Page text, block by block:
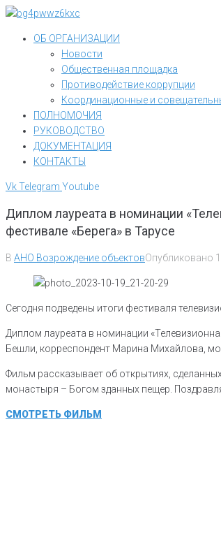
Перейти
контентуОБ ОРГАНИЗАЦИИ
Новости
Общественная площадка
Противодействие коррупции
Координационные и
ПОЛНОМОЧИЯ
РУКОВОДСТВО
ДОКУМЕНТАЦИЯ
КОНТАКТЫ
VkTelegram Youtube
Диплом лауреата в номинации
фестивале «Берега» в Тарусе
В АНО Возрождение объектовОпубликовано
Сегодня подведены итоги фестиваля
Диплом лауреата в номинации
Бешли, корреспондент Марина Михайлова,
Фильм рассказывает об открытиях,
монастыря – Богом зданных пещер.
СМОТРЕТЬ ФИЛЬМ